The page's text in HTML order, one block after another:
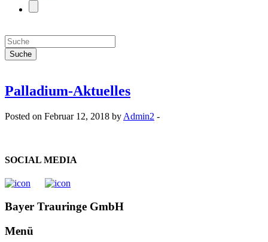
Palladium-Aktuelles
Posted on Februar 12, 2018 by Admin2 -
SOCIAL MEDIA
Bayer Trauringe GmbH
Menü